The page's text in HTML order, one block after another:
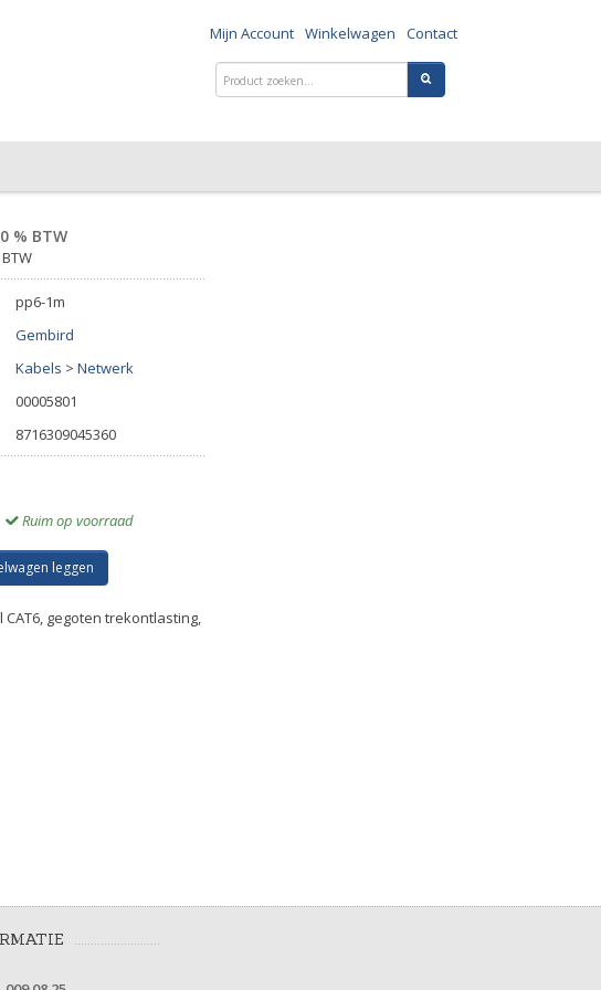
Mijn Account Winkelwagen Contact
% BTW
pp6-1m
Gembird
Kabels > Netwerk
00005801
8716309045360
Ruim op voorraad
leggen
CAT6, gegoten trekontlasting,